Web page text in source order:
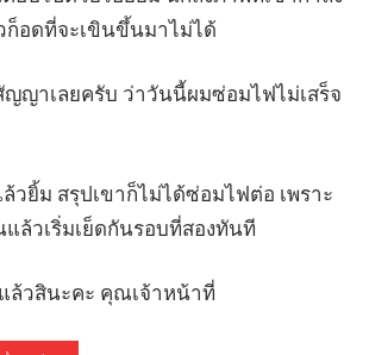
ก็อดที่จะเขินขึ้นมาไม่ได้
ญาเลยครับ ว่าวันนี้ผมซ่อมไฟไม่เสร็จ
วยิ้ม สรุปเขาก็ไม่ได้ซ่อมไฟต่อ เพราะ
ล้วเริ่มเย็ดกันรอบที่สองทันที
ล้วสินะคะ คุณเจ้าหน้าที่